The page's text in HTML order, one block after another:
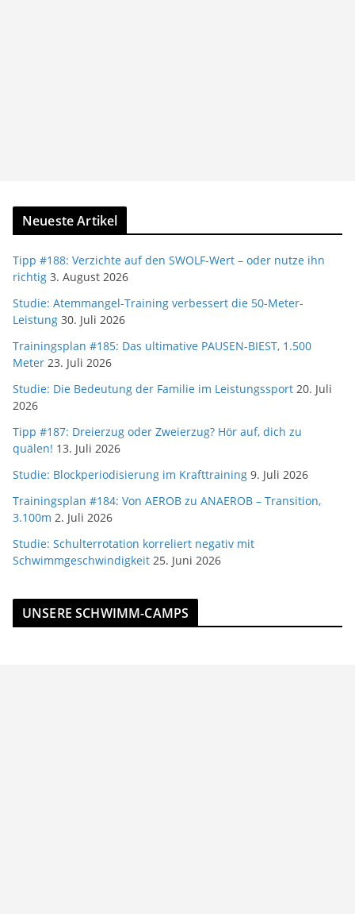
Neueste Artikel
Tipp #188: Verzichte auf den SWOLF-Wert – oder nutze ihn
richtig 3. August 2026
Studie: Atemmangel-Training verbessert die 50-Meter-
Leistung 30. Juli 2026
Trainingsplan #185: Das ultimative PAUSEN-BIEST, 1.500
Meter 23. Juli 2026
Studie: Die Bedeutung der Familie im Leistungssport 20. Juli
2026
Tipp #187: Dreierzug oder Zweierzug? Hör auf, dich zu
quälen! 13. Juli 2026
Studie: Blockperiodisierung im Krafttraining 9. Juli 2026
Trainingsplan #184: Von AEROB zu ANAEROB – Transition,
3.100m 2. Juli 2026
Studie: Schulterrotation korreliert negativ mit
Schwimmgeschwindigkeit 25. Juni 2026
UNSERE SCHWIMM-CAMPS